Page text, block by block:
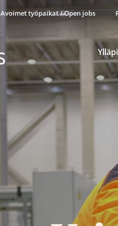
Avoimet työpaikat / Open jobs